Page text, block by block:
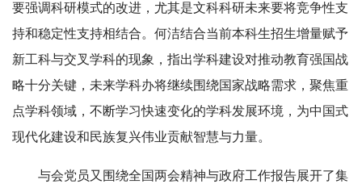
要强调科研模式的改进，尤其是文科科研未来要将竞争性支
持和稳定性支持相结合。何洁结合当前本科生招生增量赋予
新工科与交叉学科的现象，指出学科建设对推动教育强国战
略十分关键，未来学科办将继续围绕国家战略需求，聚焦重
点学科领域，不断学习快速变化的学科发展环境，为中国式
现代化建设和民族复兴伟业贡献智慧与力量。
与会党员又围绕全国两会精神与政府工作报告展开了集